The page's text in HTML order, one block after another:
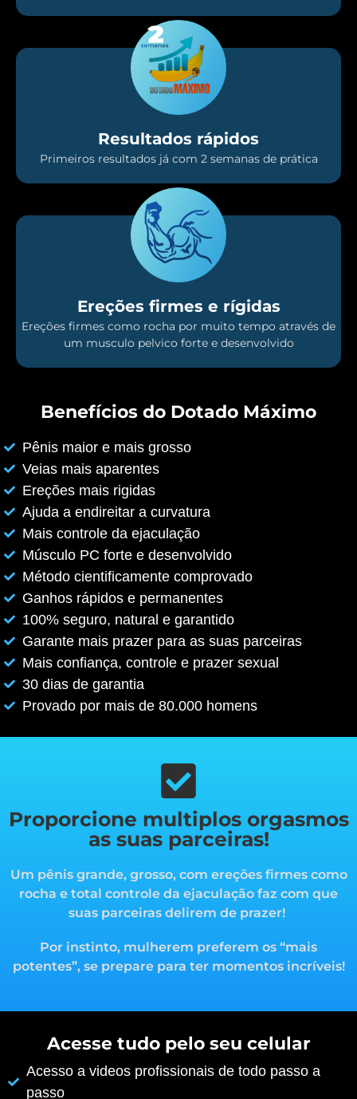
Resultados rápidos
Primeiros resultados já com 2 semanas de prática
Ereções firmes e rígidas
Ereções firmes como rocha por muito tempo através de
um musculo pelvico forte e desenvolvido
Benefícios do Dotado Máximo
Pênis maior e mais grosso
Veias mais aparentes
Ereções mais rigidas
Ajuda a endireitar a curvatura
Mais controle da ejaculação
Músculo PC forte e desenvolvido
Método cientificamente comprovado
Ganhos rápidos e permanentes
100% seguro, natural e garantido
Garante mais prazer para as suas parceiras
Mais confiança, controle e prazer sexual
30 dias de garantia
Provado por mais de 80.000 homens
Proporcione multiplos orgasmos
as suas parceiras!
Um pênis grande, grosso, com ereções firmes como
rocha e total controle da ejaculação faz com que
suas parceiras delirem de prazer!
Por instinto, mulherem preferem os “mais
potentes”, se prepare para ter momentos incríveis!
Acesse tudo pelo seu celular
Acesso a videos profissionais de todo passo a
passo